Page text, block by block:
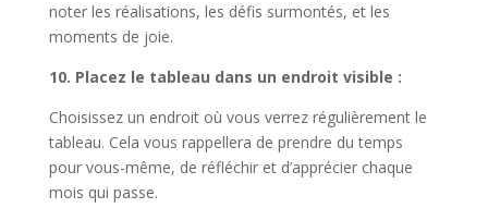
noter les réalisations, les défis surmontés, et les
moments de joie.
10. Placez le tableau dans un endroit visible :
Choisissez un endroit où vous verrez régulièrement le
tableau. Cela vous rappellera de prendre du temps
pour vous-même, de réfléchir et d’apprécier chaque
mois qui passe.